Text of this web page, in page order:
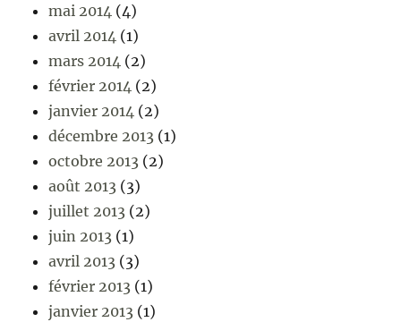
mai 2014 (4)
avril 2014 (1)
mars 2014 (2)
février 2014 (2)
janvier 2014 (2)
décembre 2013 (1)
octobre 2013 (2)
août 2013 (3)
juillet 2013 (2)
juin 2013 (1)
avril 2013 (3)
février 2013 (1)
janvier 2013 (1)